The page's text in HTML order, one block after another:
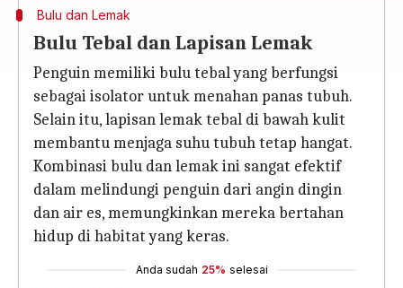
Bulu dan Lemak
Bulu Tebal dan Lapisan Lemak
Penguin memiliki bulu tebal yang berfungsi
sebagai isolator untuk menahan panas tubuh.
Selain itu, lapisan lemak tebal di bawah kulit
membantu menjaga suhu tubuh tetap hangat.
Kombinasi bulu dan lemak ini sangat efektif
dalam melindungi penguin dari angin dingin
dan air es, memungkinkan mereka bertahan
hidup di habitat yang keras.
Anda sudah 25% selesai